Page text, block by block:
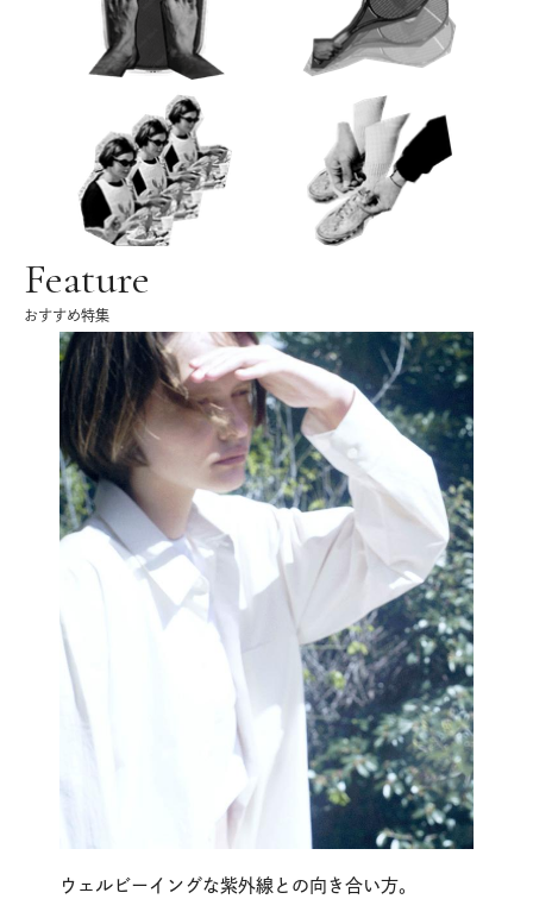
Feature
おすすめ特集
ウェルビーイングな紫外線との向き合い方。